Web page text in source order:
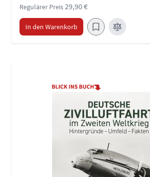
Regulärer Preis29,90 €
In den Warenkorb